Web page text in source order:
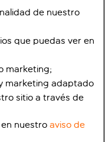
de nuestro
que puedas ver en
marketing;
marketing adaptado
sitio a través de
en nuestroaviso de